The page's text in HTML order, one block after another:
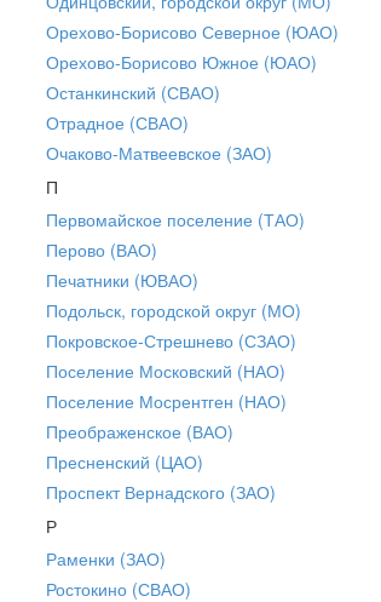
Орехово-Борисово Северное (ЮАО)
Орехово-Борисово Южное (ЮАО)
Останкинский (СВАО)
Отрадное (СВАО)
Очаково-Матвеевское (ЗАО)
П
Первомайское поселение (ТАО)
Перово (ВАО)
Печатники (ЮВАО)
Подольск, городской округ (МО)
Покровское-Стрешнево (СЗАО)
Поселение Московский (НАО)
Поселение Мосрентген (НАО)
Преображенское (ВАО)
Пресненский (ЦАО)
Проспект Вернадского (ЗАО)
Р
Раменки (ЗАО)
Ростокино (СВАО)